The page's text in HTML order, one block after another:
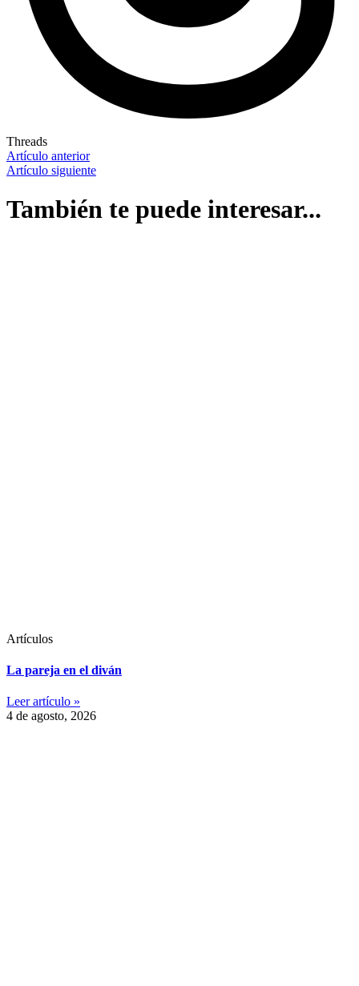
Threads
Artículo anterior
Artículo siguiente
También te puede interesar...
Artículos
La pareja en el diván
Leer artículo »
4 de agosto, 2026